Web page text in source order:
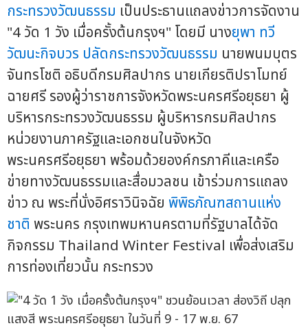
กระทรวงวัฒนธรรม เป็นประธานแถลงข่าวการจัดงาน
"4 วัด 1 วัง เมื่อครั้งต้นกรุงฯ" โดยมี นางยุพา ทวี
วัฒนะกิจบวร ปลัดกระทรวงวัฒนธรรม นายพนมบุตร
จันทรโชติ อธิบดีกรมศิลปากร นายเกียรติปราโมทย์
ฉายศรี รองผู้ว่าราชการจังหวัดพระนครศรีอยุธยา ผู้
บริหารกระทรวงวัฒนธรรม ผู้บริหารกรมศิลปากร
หน่วยงานภาครัฐและเอกชนในจังหวัด
พระนครศรีอยุธยา พร้อมด้วยองค์กรภาคีและเครือ
ข่ายทางวัฒนธรรมและสื่อมวลชน เข้าร่วมการแถลง
ข่าว ณ พระที่นั่งอิศราวินิจฉัย พิพิธภัณฑสถานแห่ง
ชาติ พระนคร กรุงเทพมหานครตามที่รัฐบาลได้จัด
กิจกรรม Thailand Winter Festival เพื่อส่งเสริม
การท่องเที่ยวนั้น กระทรวง